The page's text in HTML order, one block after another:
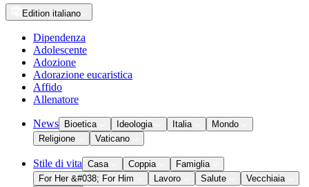
Edition italiano
Dipendenza
Adolescente
Adozione
Adorazione eucaristica
Affido
Allenatore
News Bioetica Ideologia Italia
Mondo
Religione
Vaticano
Stile di vita Casa Coppia
Famiglia
For Her &#038; For Him
Lavoro Salute
Vecchiaia